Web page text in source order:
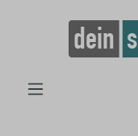
springen